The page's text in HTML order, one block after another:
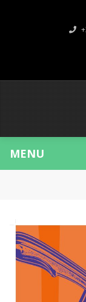
MENU